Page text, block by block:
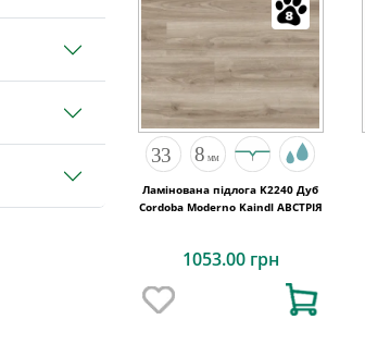
Ламінована підлога K2240 Дуб
Cordoba Moderno Kaindl АВСТРІЯ
1053.00 грн